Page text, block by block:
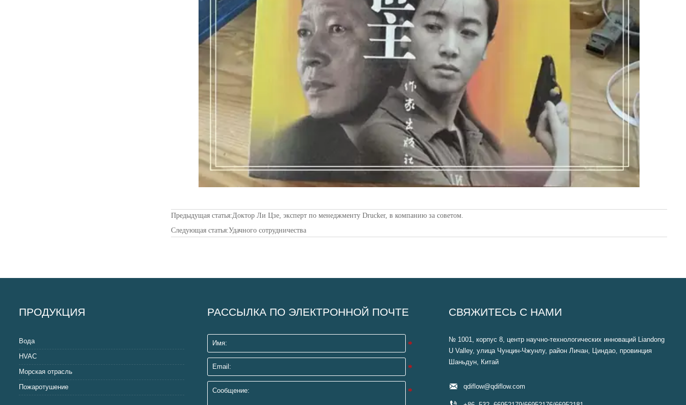
Предыдущая статья:Доктор Ли Цзе, эксперт по менеджменту Drucker, в компанию за советом.
Следующая статья:Удачного сотрудничества
ПРОДУКЦИЯ
Вода
HVAC
Морская отрасль
Пожаротушение
РАССЫЛКА ПО ЭЛЕКТРОННОЙ ПОЧТЕ СВЯЖИТЕСЬ С НАМИ
№ 1001, корпус 8, центр научно-технологических инноваций Liandong
U Valley, улица Чунцин-Чжунлу, район Личан, Циндао, провинция
Шаньдун, Китай
 qdiflow@qdiflow.com